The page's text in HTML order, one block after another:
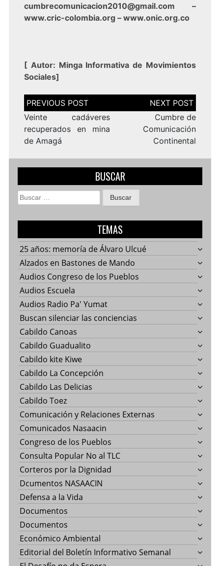
cumbrecomunicacion2010@gmail.com –
www.cric-colombia.org– www.onic.org.co
[ Autor: Minga Informativa de Movimientos
Sociales]
Navegación
de
entradas
Veinte cadáveres
recuperados en mina
de Amagá
Cumbre de
Comunicación
Continental
BUSCAR
Buscar:
TEMAS
25 años: memoría de Álvaro Ulcué
Alzados en Bastones de Mando
Audios Congreso de los Pueblos
Audios Escuela
Audios Radio Pa' Yumat
Buscan silenciar las conciencias
Cabildo Canoas
Cabildo Guadualito
Cabildo kite Kiwe
Cabildo La Concepción
Cabildo Las Delicias
Cabildo Toez
Comunicación y Relaciones Externas
Comunicados Nasaacin
Congreso de los Pueblos
Consulta Popular No al TLC
Corteros por la Dignidad
Dcumentos NASAACIN
Defensa a la Vida
Documentos
Documentos
Económico Ambiental
Editorial del Boletín Informativo Semanal